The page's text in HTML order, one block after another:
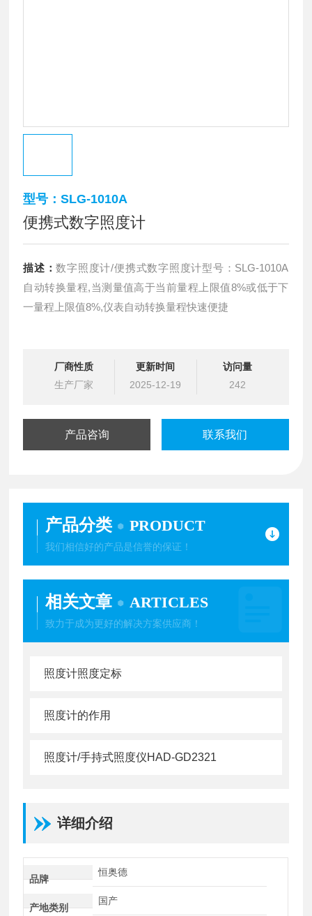
型号：SLG-1010A
便携式数字照度计
描述：数字照度计/便携式数字照度计型号：SLG-1010A
自动转换量程,当测量值高于当前量程上限值8%或低于下
一量程上限值8%,仪表自动转换量程快速便捷
厂商性质
生产厂家
更新时间
2025-12-19
访问量
242
产品咨询 联系我们
产品分类 PRODUCT
我们相信好的产品是信誉的保证！
相关文章 ARTICLES
致力于成为更好的解决方案供应商！
照度计照度定标
照度计的作用
照度计/手持式照度仪HAD-GD2321
详细介绍
品牌
恒奥德
产地类别
国产